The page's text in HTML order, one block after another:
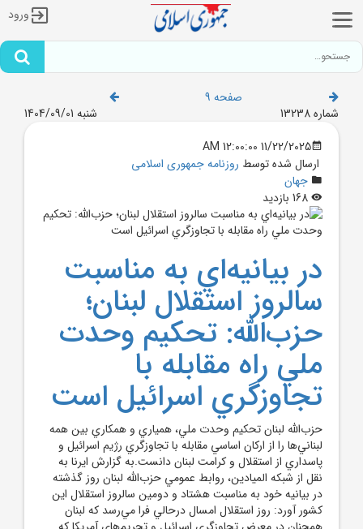
ورود
صفحه 9
شماره 13238
شنبه 1404/09/01
11/22/2025 12:00:00 AM
ارسال شده توسط روزنامه جمهوری اسلامی
جهان
در بيانيه‌اي به مناسبت
سالروز استقلال لبنان؛
حزب‌الله: تحکيم وحدت
ملي راه مقابله با
تجاوزگري اسرائيل است
حزب‌الله لبنان تحکيم وحدت ملي، همياري و همکاري بين همه
لبناني‌ها را از ارکان اساسي مقابله با تجاوزگري رژيم اسرائيل و
پاسداري از استقلال و کرامت لبنان دانست.به گزارش ايرنا به
نقل از شبکه الميادين، روابط عمومي حزب‌الله لبنان روز گذشته
در بيانيه خود به مناسبت هشتاد و دومين سالروز استقلال اين
کشور آورد: روز استقلال امسال درحالي فرا مي‌رسد که لبنان